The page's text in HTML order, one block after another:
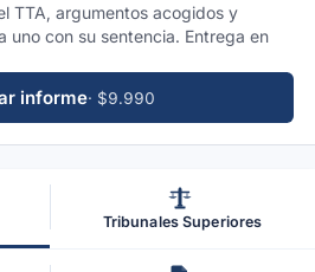
TTA, argumentos acogidos y
uno con su sentencia. Entrega en
informe· $9.990
Tribunales Superiores